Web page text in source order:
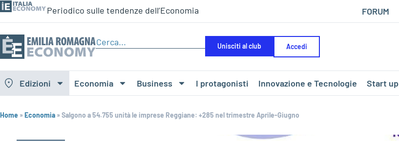
Periodico sulle tendenze dell’Economia FORUM
Unisciti al club Accedi
Edizioni Economia Business I protagonisti Innovazione e Tecnologie Start up
Home »Economia »Salgono a 54.755 unità le imprese Reggiane: +285 nel trimestre Aprile-Giugno